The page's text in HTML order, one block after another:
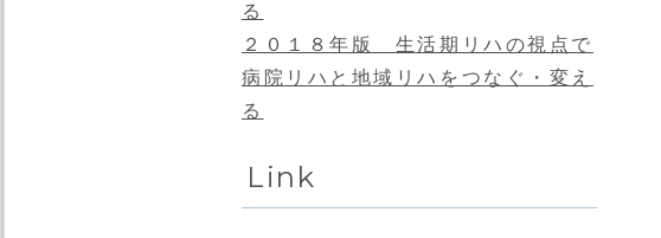
る
２０１８年版 生活期リハの視点で
病院リハと地域リハをつなぐ・変え
る
Link